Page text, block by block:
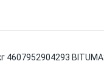
4607952904293